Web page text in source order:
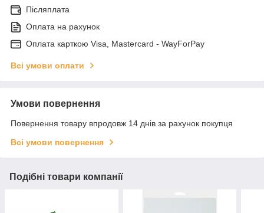
Післяплата
Оплата на рахунок
Оплата карткою Visa, Mastercard - WayForPay
Всі умови оплати
Умови повернення
Повернення товару впродовж 14 днів за рахунок покупця
Всі умови повернення
Подібні товари компанії